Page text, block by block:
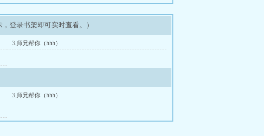
登录书架即可实时查看。）
3.师兄帮你（hhh）
3.师兄帮你（hhh）